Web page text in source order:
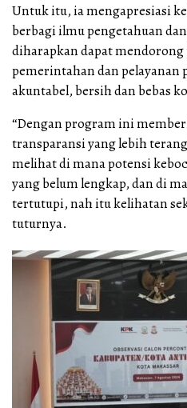
Untuk itu, ia mengapresiasi
berbagi ilmu pengetahuan
diharapkan dapat
pemerintahan dan pelayanan
akuntabel, bersih dan bebas
“Dengan program ini
transparansi yang lebih
melihat di mana potensi
yang belum lengkap, dan di
tertutupi, nah itu kelihatan
tuturnya.